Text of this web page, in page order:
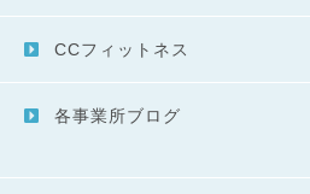
CCフィットネス
各事業所ブログ